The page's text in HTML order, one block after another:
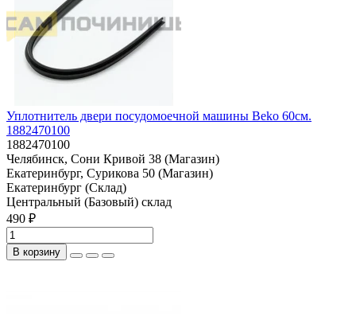
Уплотнитель двери посудомоечной машины Beko 60см.
1882470100
1882470100
Челябинск, Сони Кривой 38 (Магазин)
Екатеринбург, Сурикова 50 (Магазин)
Екатеринбург (Склад)
Центральный (Базовый) склад
490 ₽
В корзину